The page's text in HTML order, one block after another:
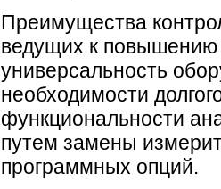
Преимущества
ведущих к
универсальность
необходимости
функциональности
путем замены
программных опций.